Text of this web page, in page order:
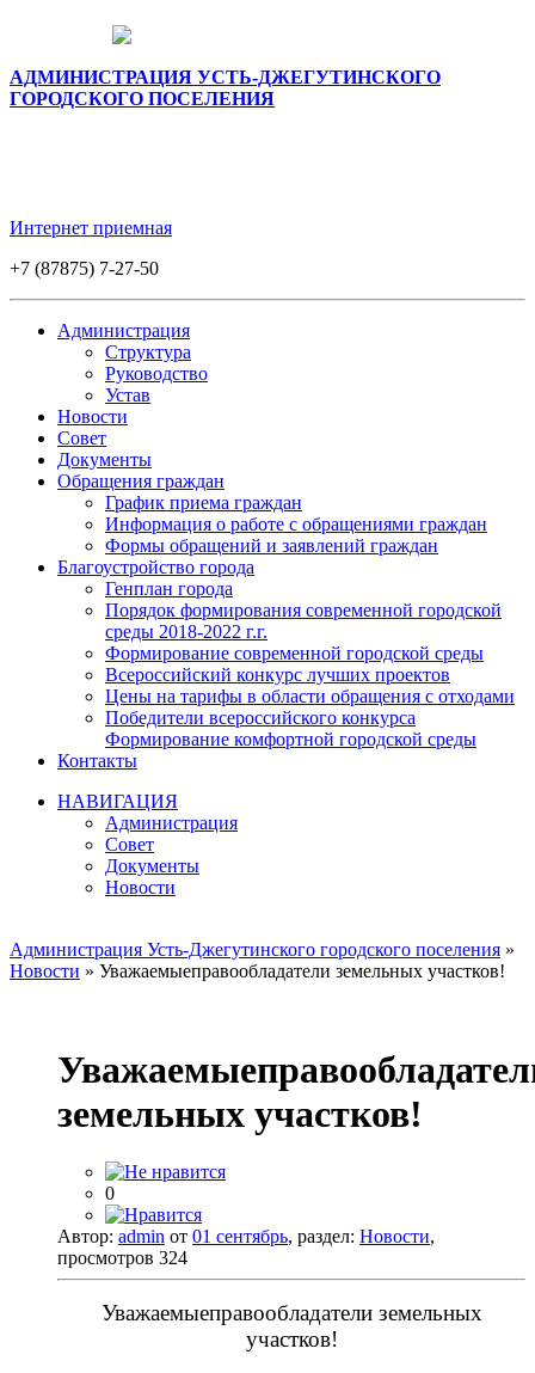
АДМИНИСТРАЦИЯ УСТЬ-ДЖЕГУТИНСКОГО
ГОРОДСКОГО ПОСЕЛЕНИЯ
Интернет приемная
+7 (87875) 7-27-50
Администрация
Структура
Руководство
Устав
Новости
Совет
Документы
Обращения граждан
График приема граждан
Информация о работе с обращениями граждан
Формы обращений и заявлений граждан
Благоустройство города
Генплан города
Порядок формирования современной городской
среды 2018-2022 г.г.
Формирование современной городской среды
Всероссийский конкурс лучших проектов
Цены на тарифы в области обращения с отходами
Победители всероссийского конкурса
Формирование комфортной городской среды
Контакты
НАВИГАЦИЯ
Администрация
Совет
Документы
Новости
Администрация Усть-Джегутинского городского поселения »
Новости » Уважаемыеправообладатели земельных участков! ​
земельных участков! ​
0
Автор: admin от 01 сентябрь, раздел: Новости,
просмотров 324
Уважаемыеправообладатели земельных
участков!